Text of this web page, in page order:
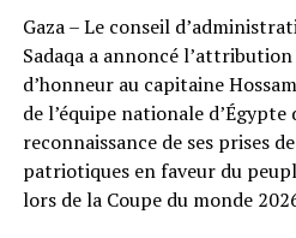
Gaza – Le conseil
Sadaqa a annoncé
d’honneur au capitaine
de l’équipe nationale
reconnaissance de ses prises
patriotiques en faveur du
lors de la Coupe du monde